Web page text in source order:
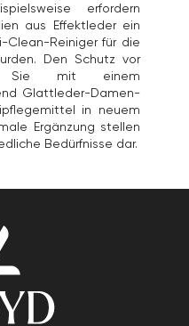
erfordern
aus Effektleder ein
Clean-Reiniger für die
Den Schutz vor
Sie mit einem
Glattleder-Damen-
in neuem
Ergänzung stellen
Bedürfnisse dar.